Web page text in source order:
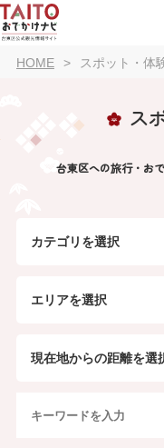
HOME スポット・体
ス
台東区への旅行・お
カテゴリを選択
エリアを選択
現在地からの距離を選